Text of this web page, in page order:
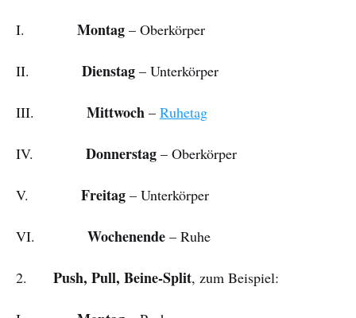
I. Montag – Oberkörper
II. Dienstag – Unterkörper
III. Mittwoch – Ruhetag
IV. Donnerstag – Oberkörper
V. Freitag – Unterkörper
VI. Wochenende – Ruhe
2. Push, Pull, Beine-Split, zum Beispiel: